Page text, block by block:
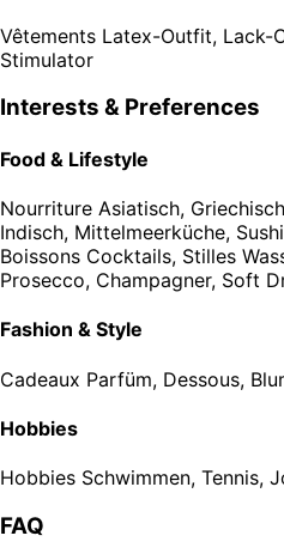
Vêtements Latex-Outfit, Lack-
Stimulator
Interests & Preferences
Food & Lifestyle
Nourriture Asiatisch,
Indisch, Mittelmeerküche, Sushi
Boissons Cocktails, Stilles
Prosecco, Champagner, Soft
Fashion & Style
Cadeaux Parfüm, Dessous,
Hobbies
Hobbies Schwimmen, Tennis,
FAQ